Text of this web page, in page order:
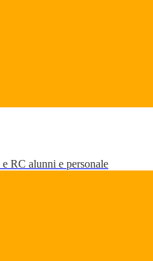
RC alunni e personale